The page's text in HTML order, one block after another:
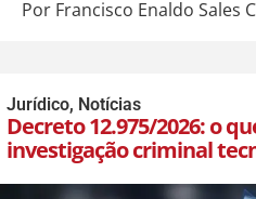
Por Francisco Enaldo Sales
Jurídico, Notícias
Decreto 12.975/2026: o
investigação criminal